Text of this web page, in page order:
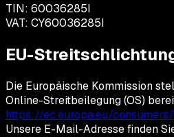
TIN: 60036285I
VAT: CY60036285I
EU-
Die Europäische Kommission
Online-Streitbeilegung (OS)
https://ec.europa.eu/
Unsere E-Mail-Adresse finden